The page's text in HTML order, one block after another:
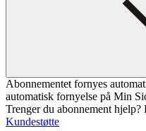
Abonnementet fornyes
automatisk fornyelse på Min
Trenger du abonnement
Kundestøtte